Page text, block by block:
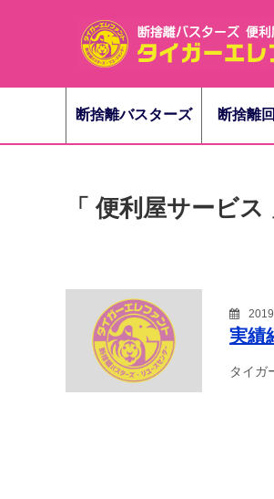
断捨離バスターズ 断捨離
「 便利屋サービス
実績
タイガ